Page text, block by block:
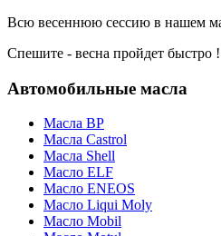
Всю весеннюю сессию в нашем
Спешите - весна пройдет быстро
Автомобильные масла
Масла BP
Масла Castrol
Масла Shell
Масло ELF
Масло ENEOS
Масло Liqui Moly
Масло Mobil